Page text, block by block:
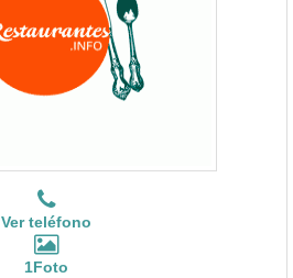
Ver teléfono
1Foto